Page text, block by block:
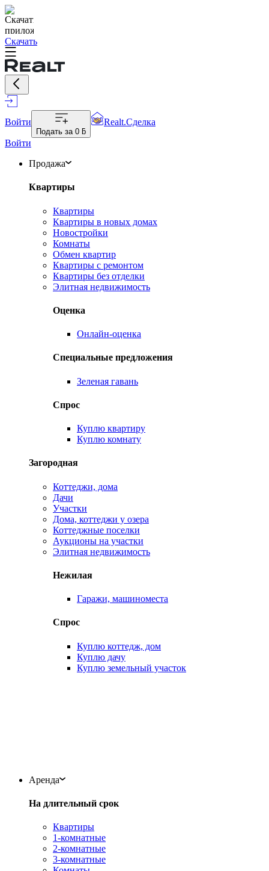
Скачать
Войти
Подать за 0 ƃ
Realt.Сделка
Войти
Продажа
Квартиры
Квартиры
Квартиры в новых домах
Новостройки
Комнаты
Обмен квартир
Квартиры с ремонтом
Квартиры без отделки
Элитная недвижимость
Оценка
Онлайн-оценка
Специальные предложения
Зеленая гавань
Спрос
Куплю квартиру
Куплю комнату
Загородная
Коттеджи, дома
Дачи
Участки
Дома, коттеджи у озера
Коттеджные поселки
Аукционы на участки
Элитная недвижимость
Нежилая
Гаражи, машиноместа
Спрос
Куплю коттедж, дом
Куплю дачу
Куплю земельный участок
Аренда
На длительный срок
Квартиры
1-комнатные
2-комнатные
3-комнатные